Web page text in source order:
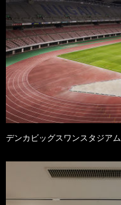
デンカビッグスワンスタジアム